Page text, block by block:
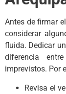
Antes de firmar
considerar
fluida. Dedicar
diferencia
imprevistos. Por
Revisa el